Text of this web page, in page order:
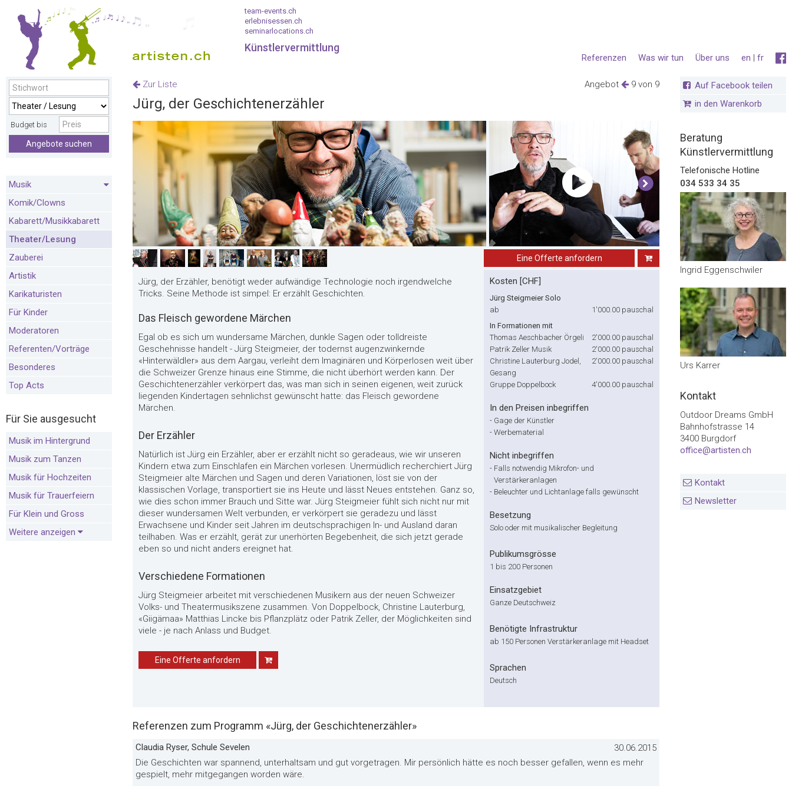
team-events.ch
erlebnisessen.ch
seminarlocations.ch
Künstlervermittlung
en | fr
Über uns
Was wir tun
Referenzen
Budget bis
Angebote suchen
Musik
Komik/Clowns
Kabarett/Musikkabarett
Theater/Lesung
Zauberei
Artistik
Karikaturisten
Für Kinder
Moderatoren
Referenten/Vorträge
Besonderes
Top Acts
Für Sie ausgesucht
Musik im Hintergrund
Musik zum Tanzen
Musik für Hochzeiten
Musik für Trauerfeiern
Für Klein und Gross
Weitere anzeigen
Angebot 9 von 9
Zur Liste
Jürg, der Geschichtenerzähler
Eine Offerte anfordern
Jürg, der Erzähler, benötigt weder aufwändige Technologie noch irgendwelche
Tricks. Seine Methode ist simpel: Er erzählt Geschichten.
Das Fleisch gewordene Märchen
Egal ob es sich um wundersame Märchen, dunkle Sagen oder tolldreiste
Geschehnisse handelt - Jürg Steigmeier, der todernst augenzwinkernde
«Hinterwäldler» aus dem Aargau, verleiht dem Imaginären und Körperlosen weit über
die Schweizer Grenze hinaus eine Stimme, die nicht überhört werden kann. Der
Geschichtenerzähler verkörpert das, was man sich in seinen eigenen, weit zurück
liegenden Kindertagen sehnlichst gewünscht hatte: das Fleisch gewordene
Märchen.
Der Erzähler
Natürlich ist Jürg ein Erzähler, aber er erzählt nicht so geradeaus, wie wir unseren
Kindern etwa zum Einschlafen ein Märchen vorlesen. Unermüdlich recherchiert Jürg
Steigmeier alte Märchen und Sagen und deren Variationen, löst sie von der
klassischen Vorlage, transportiert sie ins Heute und lässt Neues entstehen. Ganz so,
wie dies schon immer Brauch und Sitte war. Jürg Steigmeier fühlt sich nicht nur mit
dieser wundersamen Welt verbunden, er verkörpert sie geradezu und lässt
Erwachsene und Kinder seit Jahren im deutschsprachigen In- und Ausland daran
teilhaben. Was er erzählt, gerät zur unerhörten Begebenheit, die sich jetzt gerade
eben so und nicht anders ereignet hat.
Verschiedene Formationen
Jürg Steigmeier arbeitet mit verschiedenen Musikern aus der neuen Schweizer
Volks- und Theatermusikszene zusammen. Von Doppelbock, Christine Lauterburg,
«Giigämaa» Matthias Lincke bis Pflanzplätz oder Patrik Zeller, der Möglichkeiten sind
viele - je nach Anlass und Budget.
Eine Offerte anfordern
Kosten [CHF]
Jürg Steigmeier Solo
ab
1'000.00 pauschal
In Formationen mit
Thomas Aeschbacher Örgeli
2'000.00 pauschal
Patrik Zeller Musik
2'000.00 pauschal
Christine Lauterburg Jodel,
Gesang
2'000.00 pauschal
Gruppe Doppelbock 4'000.00 pauschal
In den Preisen inbegriffen
- Gage der Künstler
- Werbematerial
Nicht inbegriffen
- Falls notwendig Mikrofon- und
Verstärkeranlagen
- Beleuchter und Lichtanlage falls gewünscht
Besetzung
Solo oder mit musikalischer Begleitung
Publikumsgrösse
1 bis 200 Personen
Einsatzgebiet
Ganze Deutschweiz
Benötigte Infrastruktur
ab 150 Personen Verstärkeranlage mit Headset
Sprachen
Deutsch
Referenzen zum Programm «Jürg, der Geschichtenerzähler»
Claudia Ryser, Schule Sevelen
30.06.2015
Die Geschichten war spannend, unterhaltsam und gut vorgetragen. Mir persönlich hätte es noch besser gefallen, wenn es mehr
gespielt, mehr mitgegangen worden wäre.
Auf Facebook teilen
in den Warenkorb
Beratung
Künstlervermittlung
Telefonische Hotline
034 533 34 35
Ingrid Eggenschwiler
Urs Karrer
Kontakt
Outdoor Dreams GmbH
Bahnhofstrasse 14
3400 Burgdorf
office@artisten.ch
Kontakt
Newsletter